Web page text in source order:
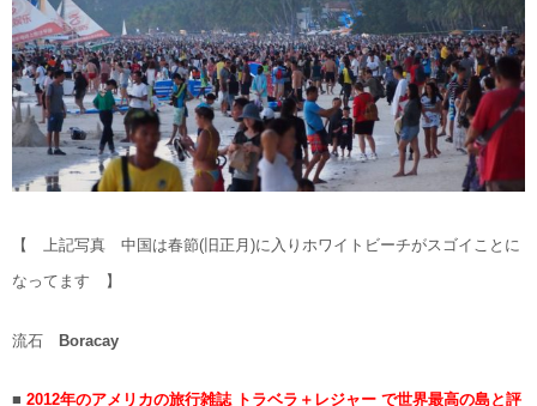
【 上記写真 中国は春節(旧正月)に入りホワイトビーチがスゴイことに
なってます 】
流石 Boracay
■ 2012年のアメリカの旅行雑誌 トラベラ＋レジャー で世界最高の島と評